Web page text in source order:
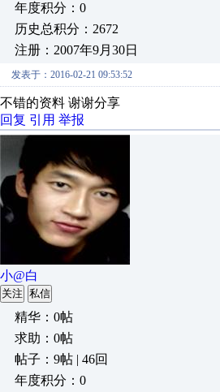
年度积分：0
历史总积分：2672
注册：2007年9月30日
发表于：2016-02-21 09:53:52
不错的资料 谢谢分享
回复 引用 举报
小@白
关注 私信
精华：0帖
求助：0帖
帖子：9帖 | 46回
年度积分：0